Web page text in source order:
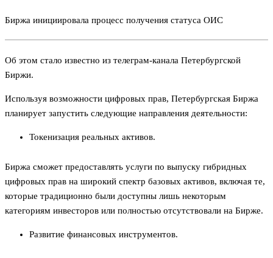
Биржа инициировала процесс получения статуса ОИС
Об этом стало известно из телеграм-канала Петербургской
Биржи.
Используя возможности цифровых прав, Петербургская Биржа
планирует запустить следующие направления деятельности:
Токенизация реальных активов.
Биржа сможет предоставлять услуги по выпуску гибридных
цифровых прав на широкий спектр базовых активов, включая те,
которые традиционно были доступны лишь некоторым
категориям инвесторов или полностью отсутствовали на Бирже.
Развитие финансовых инструментов.